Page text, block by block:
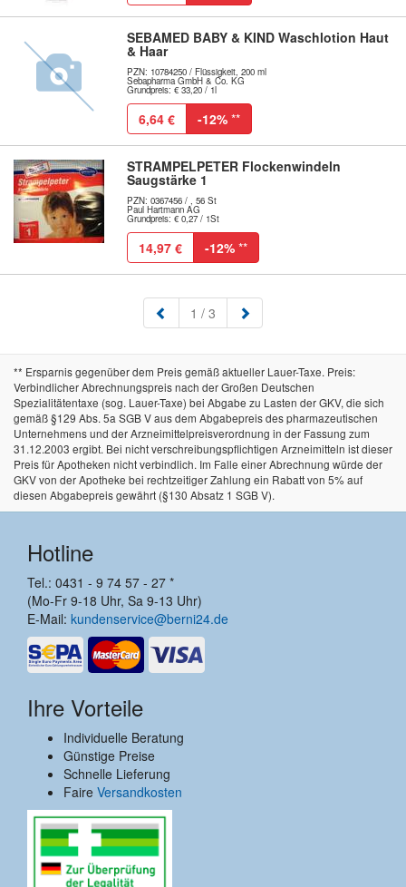
SEBAMED BABY & KIND Waschlotion Haut
& Haar
PZN: 10784250 / Flüssigkeit, 200 ml
Sebapharma GmbH & Co. KG
Grundpreis: € 33,20 / 1l
6,64 € -12% **
STRAMPELPETER Flockenwindeln
Saugstärke 1
PZN: 0367456 / , 56 St
Paul Hartmann AG
Grundpreis: € 0,27 / 1St
14,97 € -12% **
1 (aktuell)
/ 3
** Ersparnis gegenüber dem Preis gemäß aktueller Lauer-Taxe. Preis:
Verbindlicher Abrechnungspreis nach der Großen Deutschen
Spezialitätentaxe (sog. Lauer-Taxe) bei Abgabe zu Lasten der GKV, die sich
gemäß §129 Abs. 5a SGB V aus dem Abgabepreis des pharmazeutischen
Unternehmens und der Arzneimittelpreisverordnung in der Fassung zum
31.12.2003 ergibt. Bei nicht verschreibungspflichtigen Arzneimitteln ist dieser
Preis für Apotheken nicht verbindlich. Im Falle einer Abrechnung würde der
GKV von der Apotheke bei rechtzeitiger Zahlung ein Rabatt von 5% auf
diesen Abgabepreis gewährt (§130 Absatz 1 SGB V).
Hotline
Tel.: 0431 - 9 74 57 - 27 *
(Mo-Fr 9-18 Uhr, Sa 9-13 Uhr)
E-Mail: kundenservice@berni24.de
Ihre Vorteile
Individuelle Beratung
Günstige Preise
Schnelle Lieferung
Faire Versandkosten